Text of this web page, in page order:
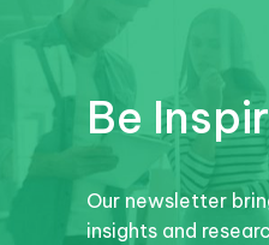
Be
Our newsletter
insights and